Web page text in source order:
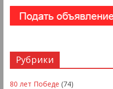
Рубрики
80 лет Победе (74)